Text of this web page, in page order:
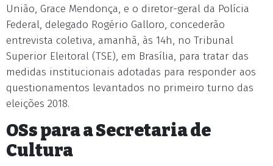
União, Grace Mendonça, e o diretor-geral da Polícia
Federal, delegado Rogério Galloro, concederão
entrevista coletiva, amanhã, às 14h, no Tribunal
Superior Eleitoral (TSE), em Brasília, para tratar das
medidas institucionais adotadas para responder aos
questionamentos levantados no primeiro turno das
eleições 2018.
OSs para a Secretaria de
Cultura